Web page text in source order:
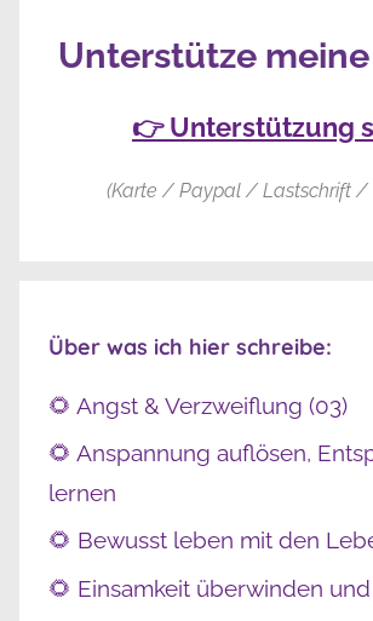
Unterstütze
👉 Unterstützung
(Karte / Paypal / Lastschrift /
Über was ich hier schreibe:
🌻 Angst & Verzweiflung (03)
🌻 Anspannung auflösen,
lernen
🌻 Bewusst leben mit den
🌻 Einsamkeit überwinden